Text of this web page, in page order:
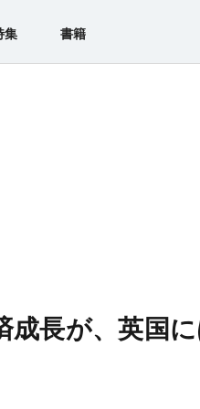
集 書籍
成長が、英国